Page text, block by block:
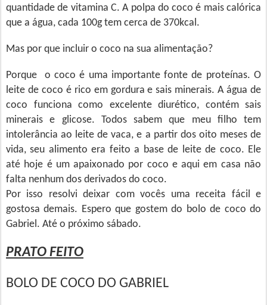
quantidade de vitamina C. A polpa do coco é mais calórica
que a água, cada 100g tem cerca de 370kcal.
Mas por que incluir o coco na sua alimentação?
Porque
o coco é uma importante fonte de proteínas. O
leite de coco é rico em gordura e sais minerais. A água de
coco funciona como excelente diurético, contém sais
minerais e glicose. Todos sabem que meu filho tem
intolerância ao leite de vaca, e a partir dos oito meses de
vida, seu alimento era feito a base de leite de coco. Ele
até hoje é um apaixonado por coco e aqui em casa não
falta nenhum dos derivados do coco.
Por isso resolvi deixar com vocês uma receita fácil e
gostosa demais. Espero que gostem do bolo de coco do
Gabriel. Até o próximo sábado.
PRATO FEITO
BOLO DE COCO DO GABRIEL